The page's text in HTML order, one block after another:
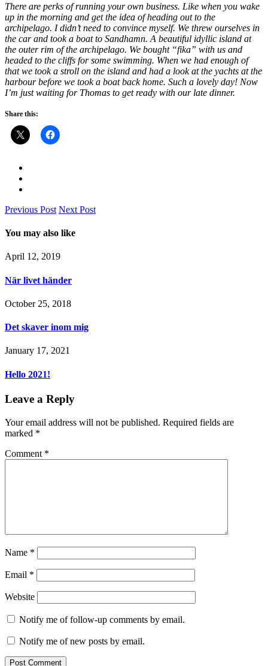
There are perks of running your own business. Like when you wake
up in the morning and get the idea of heading out to the
archipelago. I didn’t need to convince myself. We threw ourselves in
the car and took a boat to Sandhamn. A beautiful idyllic island at
the outer rim of the archipelago. We bought “fika” with us and
headed to the cliffs for some swimming. When we had enough of
that we took a stroll on the island and had a look at the yachts at the
harbour before we took a boat back home. Such a lovely day! Now
I’m just waiting for Thomas to get ready with our late dinner.
Share this:
Previous Post Next Post
You may also like
April 12, 2019
När livet händer
October 25, 2018
Det skaver inom mig
January 17, 2021
Hello 2021!
Leave a Reply
Your email address will not be published. Required fields are
marked *
Comment *
Name *
Email *
Website
Notify me of follow-up comments by email.
Notify me of new posts by email.